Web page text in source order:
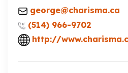
george@charisma.ca
(514) 966-9702
http://